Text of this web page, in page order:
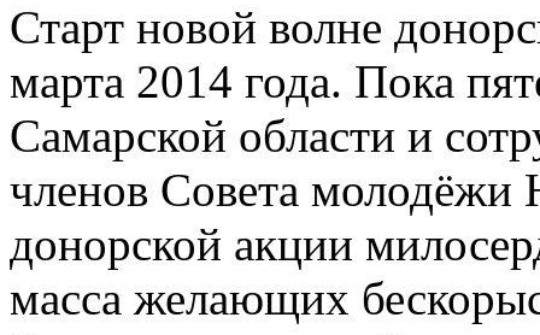
Старт новой волне
марта 2014 года. Пока
Самарской области и
членов Совета
донорской акции
масса желающих